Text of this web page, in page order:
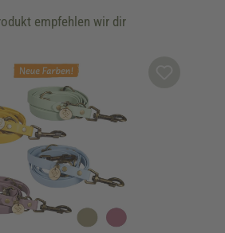
empfehlen wir dir